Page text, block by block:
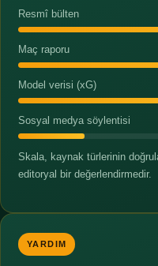
Resmî bülten
Maç raporu
Model verisi (xG)
Sosyal medya söylentisi
Skala, kaynak türlerinin
editoryal bir değerlendirmedir.
YARDIM